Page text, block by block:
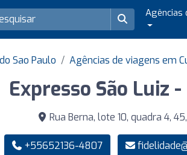
Agências
Sao Paulo Agências de viagens em
Expresso São Luiz
Rua Berna, lote 10, quadra 4,
+55652136-4807